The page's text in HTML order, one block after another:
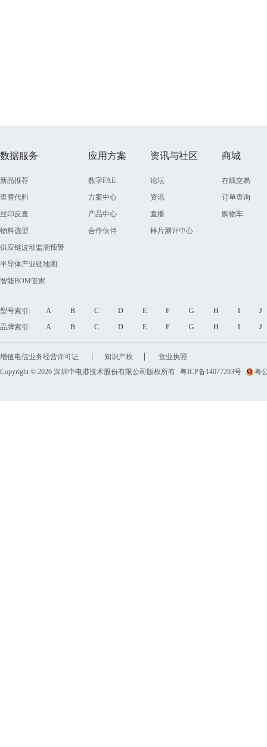
数据服务
新品推荐
查替代料
丝印反查
物料选型
供应链波动监测预警
半导体产业链地图
智能BOM管家
应用方案
数字FAE
方案中心
产品中心
合作伙伴
资讯与社区
论坛
资讯
直播
样片测评中心
商城
在线交易
订单查询
购物车
型号索引: A B C D E F G H I
品牌索引:
A B C D E F G H I
增值电信业务经营许可证 知识产权
营业执照
Copyright © 2026 深圳中电港技术股份有限公司版权所有 粤ICP备14077293号 粤